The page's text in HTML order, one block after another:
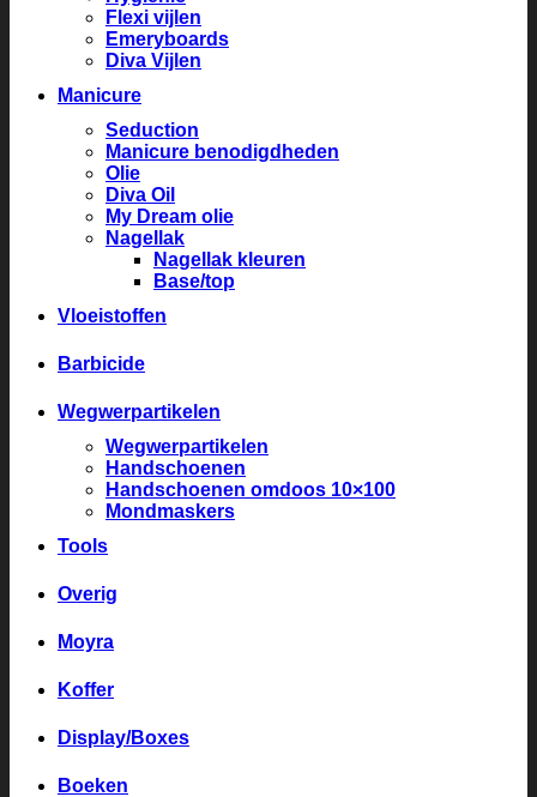
Flexi vijlen
Emeryboards
Diva Vijlen
Manicure
Seduction
Manicure benodigdheden
Olie
Diva Oil
My Dream olie
Nagellak
Nagellak kleuren
Base/top
Vloeistoffen
Barbicide
Wegwerpartikelen
Wegwerpartikelen
Handschoenen
Handschoenen omdoos 10×100
Mondmaskers
Tools
Overig
Moyra
Koffer
Display/Boxes
Boeken